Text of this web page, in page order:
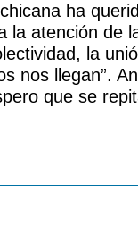
ha
la atención de
la
nos llegan”.
que se